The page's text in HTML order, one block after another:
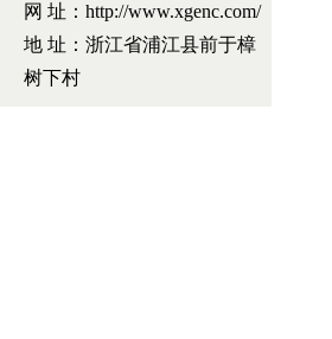
网 址：http://www.xgenc.com/
地 址：浙江省浦江县前于樟
树下村